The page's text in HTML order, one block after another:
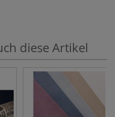
diese Artikel